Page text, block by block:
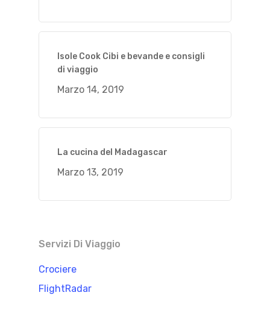
Isole Cook Cibi e bevande e consigli
di viaggio
Marzo 14, 2019
La cucina del Madagascar
Marzo 13, 2019
Servizi Di Viaggio
Crociere
FlightRadar